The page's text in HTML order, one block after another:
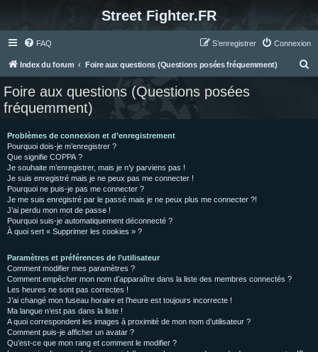
Street Fighter.FR
FAQ Connexion
S’enregistrer
Index du forum Foire aux questions (Questions posées fréquemment)
Foire aux questions (Questions posées
fréquemment)
Problèmes de connexion et d’enregistrement
Pourquoi dois-je m’enregistrer ?
Que signifie COPPA ?
Je souhaite m’enregistrer, mais je n’y parviens pas !
Je suis enregistré mais je ne peux pas me connecter !
Pourquoi ne puis-je pas me connecter ?
Je me suis enregistré par le passé mais je ne peux plus me connecter ?!
J’ai perdu mon mot de passe !
Pourquoi suis-je automatiquement déconnecté ?
À quoi sert « Supprimer les cookies » ?
Paramètres et préférences de l’utilisateur
Comment modifier mes paramètres ?
Comment empêcher mon nom d’apparaître dans la liste des membres connectés ?
Les heures ne sont pas correctes !
J’ai changé mon fuseau horaire et l’heure est toujours incorrecte !
Ma langue n’est pas dans la liste !
A quoi correspondent les images à proximité de mon nom d’utilisateur ?
Comment puis-je afficher un avatar ?
Qu’est-ce que mon rang et comment le modifier ?